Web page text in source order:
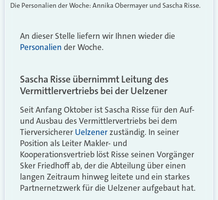
Die Personalien der Woche: Annika Obermayer und Sascha Risse.
An dieser Stelle liefern wir Ihnen wieder die
Personalien der Woche.
Sascha Risse übernimmt Leitung des
Vermittlervertriebs bei der Uelzener
Seit Anfang Oktober ist Sascha Risse für den Auf-
und Ausbau des Vermittlervertriebs bei dem
Tierversicherer Uelzenerzuständig. In seiner
Position als Leiter Makler- und
Kooperationsvertrieb löst Risse seinen Vorgänger
Sker Friedhoff ab, der die Abteilung über einen
langen Zeitraum hinweg leitete und ein starkes
Partnernetzwerk für die Uelzener aufgebaut hat.